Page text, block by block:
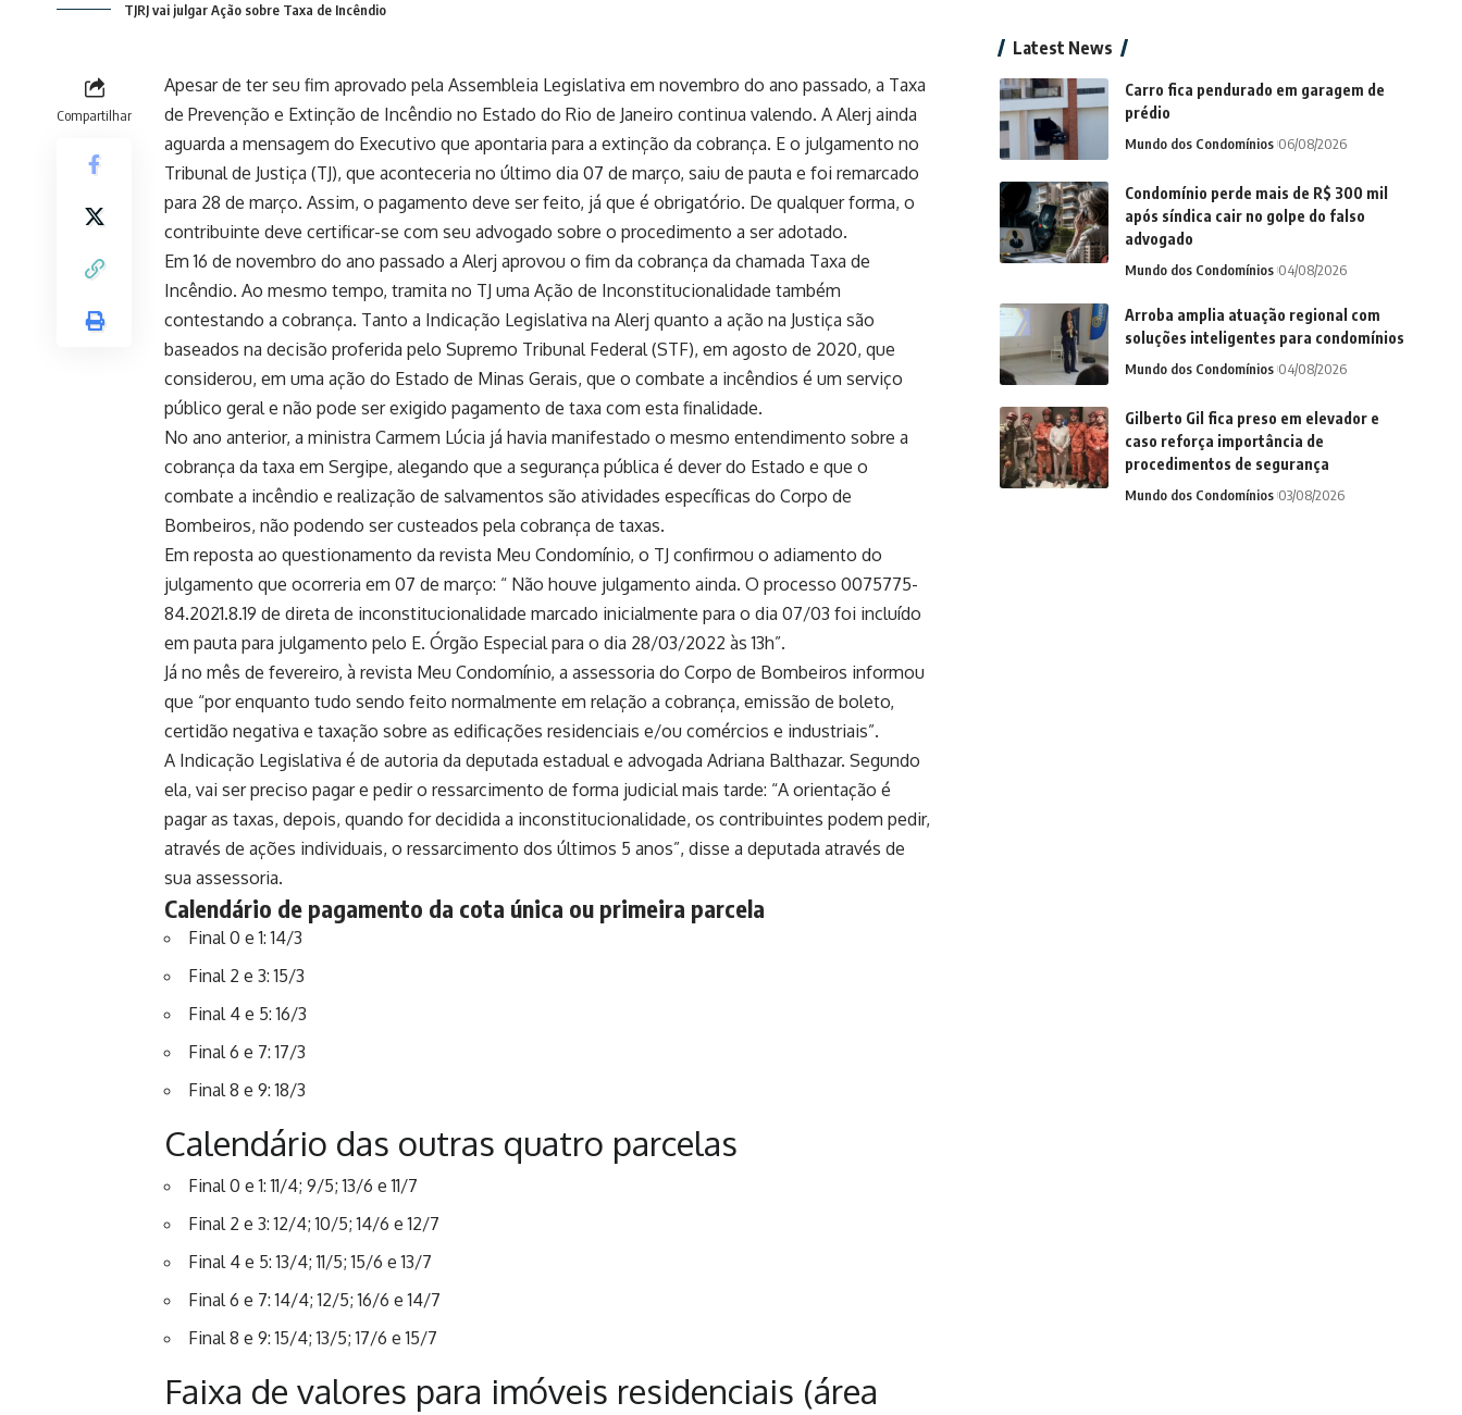
TJRJ vai julgar Ação sobre Taxa de Incêndio
Compartilhar
Apesar de ter seu fim aprovado pela Assembleia Legislativa em novembro do ano passado, a Taxa
de Prevenção e Extinção de Incêndio no Estado do Rio de Janeiro continua valendo. A Alerj ainda
aguarda a mensagem do Executivo que apontaria para a extinção da cobrança. E o julgamento no
Tribunal de Justiça (TJ), que aconteceria no último dia 07 de março, saiu de pauta e foi remarcado
para 28 de março. Assim, o pagamento deve ser feito, já que é obrigatório. De qualquer forma, o
contribuinte deve certificar-se com seu advogado sobre o procedimento a ser adotado.
Em 16 de novembro do ano passado a Alerj aprovou o fim da cobrança da chamada Taxa de
Incêndio. Ao mesmo tempo, tramita no TJ uma Ação de Inconstitucionalidade também
contestando a cobrança. Tanto a Indicação Legislativa na Alerj quanto a ação na Justiça são
baseados na decisão proferida pelo Supremo Tribunal Federal (STF), em agosto de 2020, que
considerou, em uma ação do Estado de Minas Gerais, que o combate a incêndios é um serviço
público geral e não pode ser exigido pagamento de taxa com esta finalidade.
No ano anterior, a ministra Carmem Lúcia já havia manifestado o mesmo entendimento sobre a
cobrança da taxa em Sergipe, alegando que a segurança pública é dever do Estado e que o
combate a incêndio e realização de salvamentos são atividades específicas do Corpo de
Bombeiros, não podendo ser custeados pela cobrança de taxas.
Em reposta ao questionamento da revista Meu Condomínio, o TJ confirmou o adiamento do
julgamento que ocorreria em 07 de março: “ Não houve julgamento ainda. O processo 0075775-
84.2021.8.19 de direta de inconstitucionalidade marcado inicialmente para o dia 07/03 foi incluído
em pauta para julgamento pelo E. Órgão Especial para o dia 28/03/2022 às 13h”.
Já no mês de fevereiro, à revista Meu Condomínio, a assessoria do Corpo de Bombeiros informou
que “por enquanto tudo sendo feito normalmente em relação a cobrança, emissão de boleto,
certidão negativa e taxação sobre as edificações residenciais e/ou comércios e industriais”.
A Indicação Legislativa é de autoria da deputada estadual e advogada Adriana Balthazar. Segundo
ela, vai ser preciso pagar e pedir o ressarcimento de forma judicial mais tarde: “A orientação é
pagar as taxas, depois, quando for decidida a inconstitucionalidade, os contribuintes podem pedir,
através de ações individuais, o ressarcimento dos últimos 5 anos”, disse a deputada através de
sua assessoria.
Calendário de pagamento da cota única ou primeira parcela
Final 0 e 1: 14/3
Final 2 e 3: 15/3
Final 4 e 5: 16/3
Final 6 e 7: 17/3
Final 8 e 9: 18/3
Calendário das outras quatro parcelas
Final 0 e 1: 11/4; 9/5; 13/6 e 11/7
Final 2 e 3: 12/4; 10/5; 14/6 e 12/7
Final 4 e 5: 13/4; 11/5; 15/6 e 13/7
Final 6 e 7: 14/4; 12/5; 16/6 e 14/7
Final 8 e 9: 15/4; 13/5; 17/6 e 15/7
Faixa de valores para imóveis residenciais (área
Latest News
Carro fica pendurado em garagem de
prédio
Mundo dos Condomínios 06/08/2026
Condomínio perde mais de R$ 300 mil
após síndica cair no golpe do falso
advogado
Mundo dos Condomínios 04/08/2026
Arroba amplia atuação regional com
soluções inteligentes para condomínios
Mundo dos Condomínios 04/08/2026
Gilberto Gil fica preso em elevador e
caso reforça importância de
procedimentos de segurança
Mundo dos Condomínios 03/08/2026